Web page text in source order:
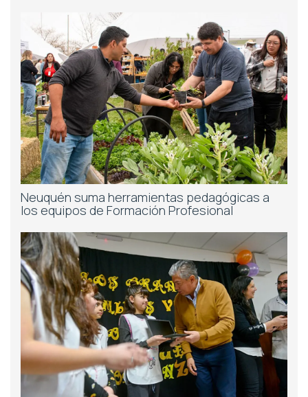
Neuquén suma herramientas pedagógicas a
los equipos de Formación Profesional